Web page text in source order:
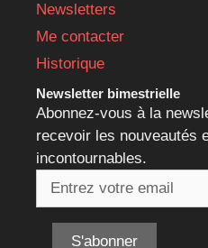
Newsletters
Me contacter
Historique
Newsletter bimestrielle
Abonnez-vous à la
recevoir les nouveautés
incontournables.